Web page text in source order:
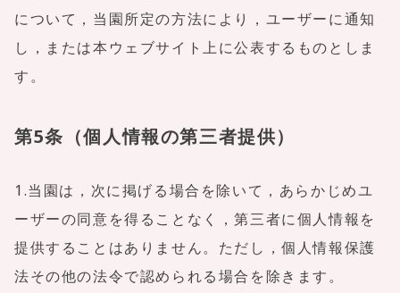
について，当園所定の方法により，ユーザーに通知
し，または本ウェブサイト上に公表するものとしま
す。
第5条（個人情報の第三者提供）
1.当園は，次に掲げる場合を除いて，あらかじめユ
ーザーの同意を得ることなく，第三者に個人情報を
提供することはありません。ただし，個人情報保護
法その他の法令で認められる場合を除きます。